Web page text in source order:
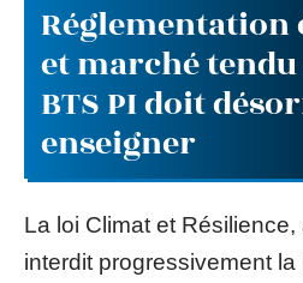
Réglementation
et marché tendu
BTS PI doit
enseigner
La loi Climat et
interdit progressivement